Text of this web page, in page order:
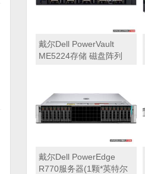
戴尔Dell PowerVault
ME5224存储 磁盘阵列
戴尔Dell PowerEdge
R770服务器(1颗*英特尔